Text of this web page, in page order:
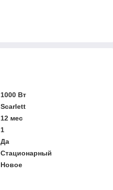
1000 Вт
Scarlett
12 мес
1
Да
Стационарный
Новое